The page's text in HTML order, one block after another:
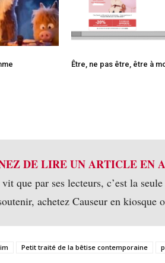
Être, ne pas être, être à
DE LIRE UN ARTICLE EN
que par ses lecteurs, c’est la
achetez Causeur en kiosque
Petit traité de la bêtise contemporaine